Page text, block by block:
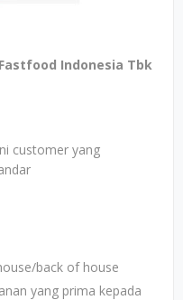
Indonesia Tbk
customer yang
back of house
yang prima kepada